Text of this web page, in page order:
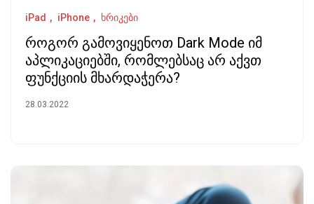
iPad iPhone ხრიკები
როგორ გამოვიყენოთ Dark Mode იმ
აპლიკაციებში, რომლებსაც არ აქვთ
ფუნქციის მხარდაჭერა?
28.03.2022